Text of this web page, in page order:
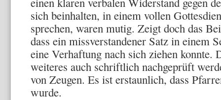
sich beinhalten, in einem vollen
sprechen, waren mutig. Zeigt doch das
dass ein missverstandener Satz in einem
eine Verhaftung nach sich ziehen konnte.
weiteres auch schriftlich nachgeprüft
von Zeugen. Es ist erstaunlich, dass
wurde.